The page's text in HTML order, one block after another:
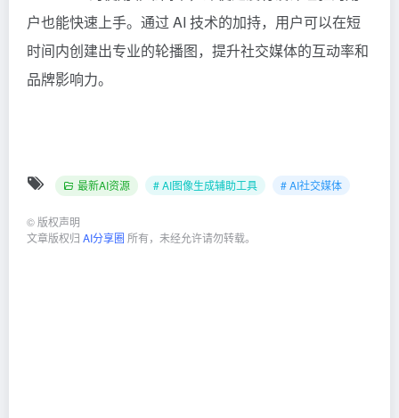
户也能快速上手。通过 AI 技术的加持，用户可以在短
时间内创建出专业的轮播图，提升社交媒体的互动率和
品牌影响力。
最新AI资源 # AI图像生成辅助工具 # AI社交媒体
© 版权声明
文章版权归 AI分享圈 所有，未经允许请勿转载。